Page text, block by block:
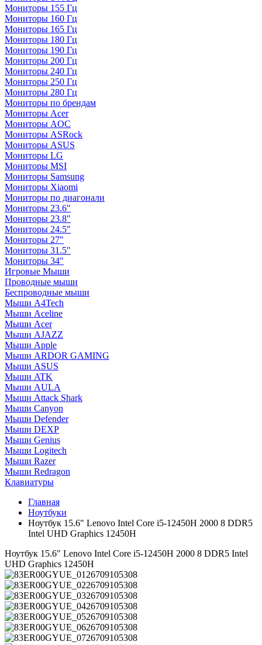
Мониторы 155 Гц
Мониторы 160 Гц
Мониторы 165 Гц
Мониторы 180 Гц
Мониторы 190 Гц
Мониторы 200 Гц
Мониторы 240 Гц
Мониторы 250 Гц
Мониторы 280 Гц
Мониторы по брендам
Мониторы Acer
Мониторы AOC
Мониторы ASRock
Мониторы ASUS
Мониторы LG
Мониторы MSI
Мониторы Samsung
Мониторы Xiaomi
Мониторы по диагонали
Мониторы 23.6"
Мониторы 23.8"
Мониторы 24.5"
Мониторы 27"
Мониторы 31.5"
Мониторы 34"
Игровые Мыши
Проводные мыши
Беспроводные мыши
Мыши A4Tech
Мыши Aceline
Мыши Acer
Мыши AJAZZ
Мыши Apple
Мыши ARDOR GAMING
Мыши ASUS
Мыши ATK
Мыши AULA
Мыши Attack Shark
Мыши Canyon
Мыши Defender
Мыши DEXP
Мыши Genius
Мыши Logitech
Мыши Razer
Мыши Redragon
Клавиатуры
Главная
Ноутбуки
Ноутбук 15.6" Lenovo Intel Core i5-12450H 2000 8 DDR5
Intel UHD Graphics 12450H
Ноутбук 15.6" Lenovo Intel Core i5-12450H 2000 8 DDR5 Intel
UHD Graphics 12450H